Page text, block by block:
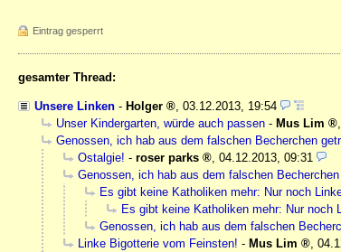
Eintrag gesperrt
gesamter Thread:
Unsere Linken - Holger , 03.12.2013, 19:54
Unser Kindergarten, würde auch passen - Mus Lim ,
Genossen, ich hab aus dem falschen Becherchen
Ostalgie! - roser parks , 04.12.2013, 09:31
Genossen, ich hab aus dem falschen
Es gibt keine Katholiken mehr: Nur noch
Es gibt keine Katholiken mehr: Nur
Genossen, ich hab aus dem falschen
Linke Bigotterie vom Feinsten! - Mus Lim ,